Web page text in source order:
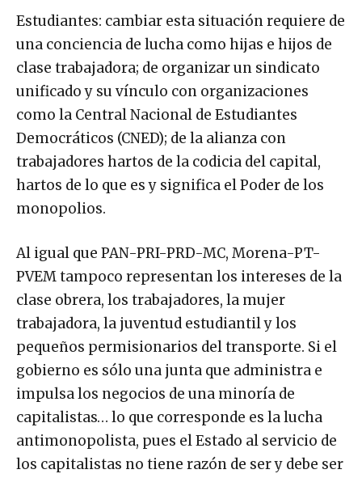
Estudiantes: cambiar esta situación requiere de
una conciencia de lucha como hijas e hijos de
clase trabajadora; de organizar un sindicato
unificado y su vínculo con organizaciones
como la Central Nacional de Estudiantes
Democráticos (CNED); de la alianza con
trabajadores hartos de la codicia del capital,
hartos de lo que es y significa el Poder de los
monopolios.
Al igual que PAN-PRI-PRD-MC, Morena-PT-
PVEM tampoco representan los intereses de la
clase obrera, los trabajadores, la mujer
trabajadora, la juventud estudiantil y los
pequeños permisionarios del transporte. Si el
gobierno es sólo una junta que administra e
impulsa los negocios de una minoría de
capitalistas… lo que corresponde es la lucha
antimonopolista, pues el Estado al servicio de
los capitalistas no tiene razón de ser y debe ser